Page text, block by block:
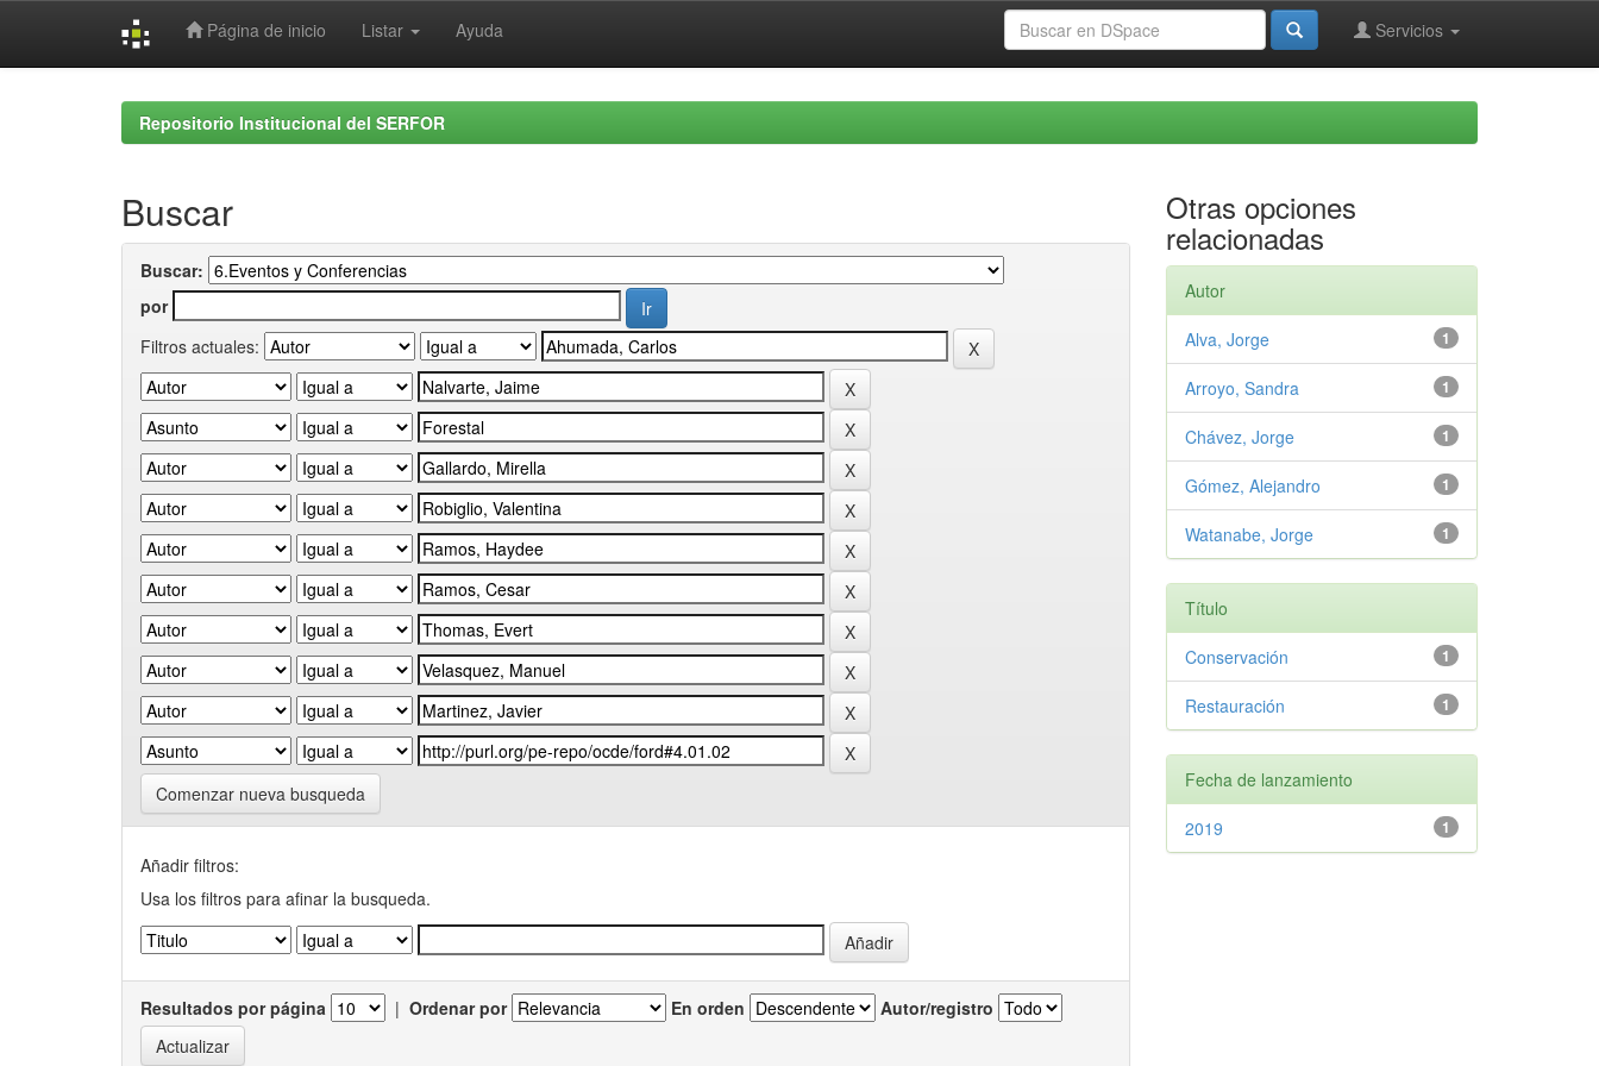
Página de inicio Listar Ayuda Servicios
Repositorio Institucional del SERFOR
Buscar
Buscar:
por
Filtros actuales:
Comenzar nueva busqueda
Añadir filtros:
Usa los filtros para afinar la busqueda.
Resultados por página | Ordenar por En orden Autor/registro
Otras opciones
relacionadas
Autor
1
Alva, Jorge
1
Arroyo, Sandra
1
Chávez, Jorge
1
Gómez, Alejandro
1
Watanabe, Jorge
Título
1
Conservación
1
Restauración
Fecha de lanzamiento
1
2019